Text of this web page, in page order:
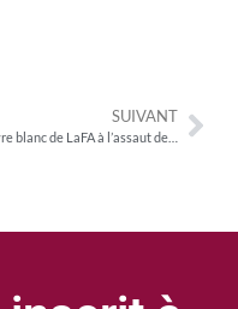
SUIVANT
Le livre blanc de LaFA à l’assaut des asymétries réglementaires